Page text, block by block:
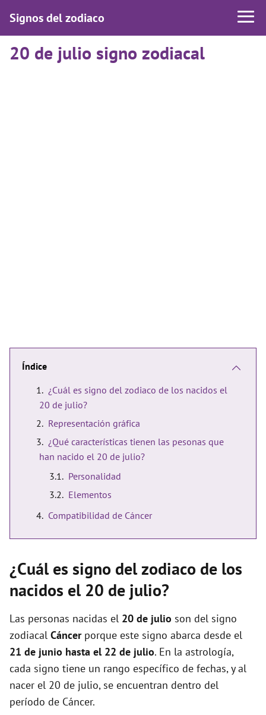
Signos del zodiaco
20 de julio signo zodiacal
Índice
¿Cuál es signo del zodiaco de los nacidos el
20 de julio?
Representación gráfica
¿Qué características tienen las pesonas que
han nacido el 20 de julio?
Personalidad
Elementos
Compatibilidad de Cáncer
¿Cuál es signo del zodiaco de los
nacidos el 20 de julio?
Las personas nacidas el 20 de julio son del signo
zodiacal Cáncerporque este signo abarca desde el
21 de junio hasta el 22 de julio. En la astrología,
cada signo tiene un rango específico de fechas, y al
nacer el 20 de julio, se encuentran dentro del
período de Cáncer.